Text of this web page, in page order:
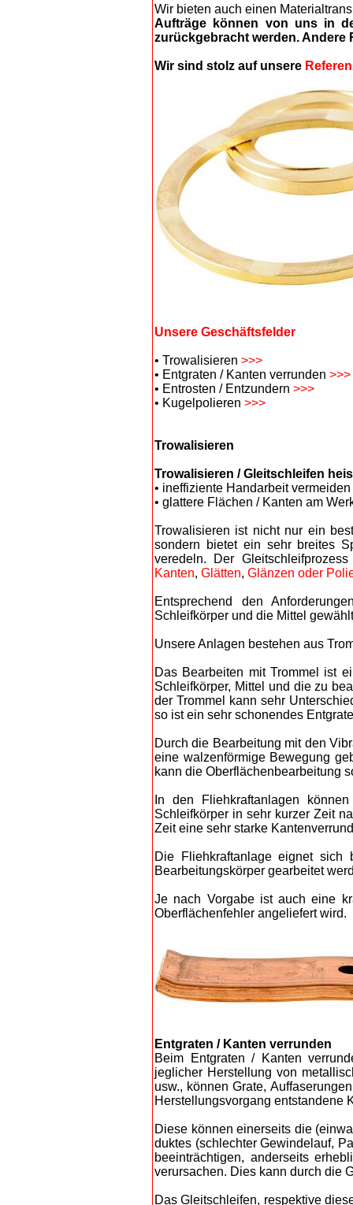
Wir bieten auch einen
Aufträge können von uns in
zurückgebracht werden. Andere
Wir sind stolz auf unsere
Unsere Geschäftsfelder
• Trowalisieren >>>
• Entgraten ​/ ​Kanten verrunden >>>
• Entrosten ​/ Entzundern >>>
• Kugelpolieren >>>
Trowalisieren
Trowalisieren / Gleitschleifen
• ineffiziente Handarbeit vermeiden
• glattere Flächen / Kanten am
Trowalisieren ist nicht nur ein
sondern bietet ein sehr breites
veredeln. Der
Kanten, Glätten, Glänzen oder
Entsprechend den
Schleifkörper und die Mittel
Unsere Anlagen bestehen aus
Das Bearbeiten mit Trommel ist
Schleifkörper, Mittel und die zu
der Trommel kann sehr
so ist ein sehr schonendes
Durch die Bearbeitung mit den
eine walzenförmige Bewegung
kann die Oberflächenbearbeitung
In den Fliehkraftanlagen
Schleifkörper in sehr kurzer Zeit
Zeit eine sehr starke
Die Fliehkraftanlage eignet
Bearbeitungskörper gearbeitet
Je nach Vorgabe ist auch eine
Oberflächenfehler angeliefert wird.
Entgraten ​/ ​Kanten verrunden
Beim Entgraten / Kanten
jeglicher Herstellung von
usw., können Grate,
Herstellungsvorgang entstandene
Diese können einerseits die
duktes (schlechter Gewindelauf,
beeinträchtigen, anderseits
verursachen. Dies kann durch die
Das Gleitschleifen, respektive